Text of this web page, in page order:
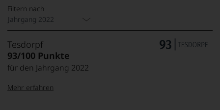
Filtern nach
Jahrgang 2022
Tesdorpf
93/100 Punkte
für den Jahrgang 2022
Mehr erfahren